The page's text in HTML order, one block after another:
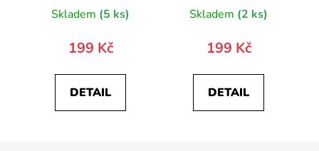
Skladem (5 ks)
199 Kč
DETAIL
Skladem (2 ks)
199 Kč
DETAIL